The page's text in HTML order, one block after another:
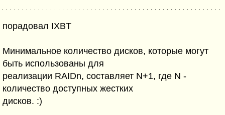
порадовал IXBT
Минимальное количество дисков, которые могут
быть использованы для
реализации RAIDn, составляет N+1, где N -
количество доступных жестких
дисков. :)